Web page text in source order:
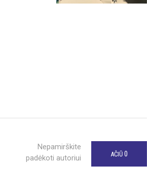
Nepamirškite
padėkoti autoriui
AČIŪ 0